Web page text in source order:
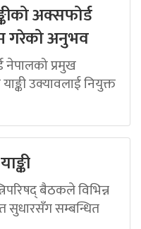
अक्सफोर्ड
गरेको अनुभव
नेपालको प्रमुख
उक्यावलाई नियुक्त
बैठकले विभिन्न
सुधारसँग सम्बन्धित